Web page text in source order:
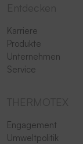
Karriere
Produkte
Unternehmen
Service
Engagement
Umweltpolitik